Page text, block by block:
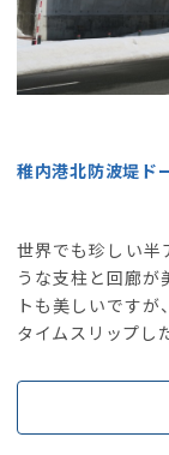
稚内港北防波堤ド
世界でも珍しい半
うな支柱と回廊が
トも美しいです
タイムスリップし